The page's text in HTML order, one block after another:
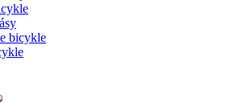
bicykle